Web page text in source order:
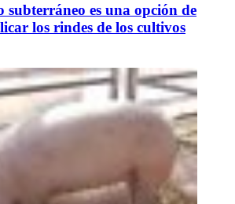
subterráneo es una opción de
los rindes de los cultivos